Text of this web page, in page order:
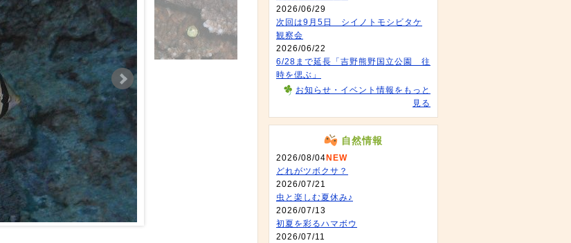
2026/06/29
次回は9月5日 シイノトモシビタケ
観察会
2026/06/22
6/28まで延長「吉野熊野国立公園 往
時を偲ぶ」
お知らせ・イベント情報をもっと
見る
自然情報
2026/08/04 NEW
どれがツボクサ？
2026/07/21
虫と楽しむ夏休み♪
2026/07/13
初夏を彩るハマボウ
2026/07/11